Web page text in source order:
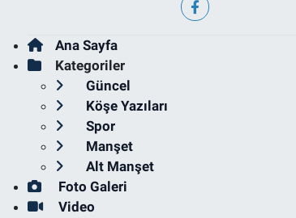
Ana Sayfa
Kategoriler
Güncel
Köşe Yazıları
Spor
Manşet
Alt Manşet
Foto Galeri
Video